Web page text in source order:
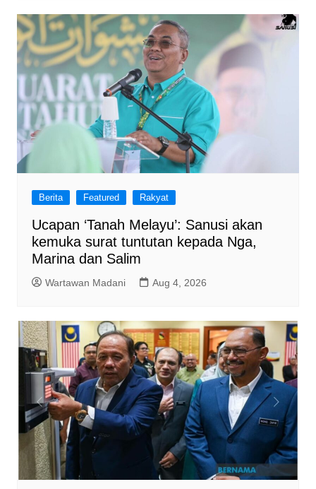
Berita Featured Rakyat
Ucapan ‘Tanah Melayu’: Sanusi akan
kemuka surat tuntutan kepada Nga,
Marina dan Salim
Wartawan Madani Aug 4, 2026